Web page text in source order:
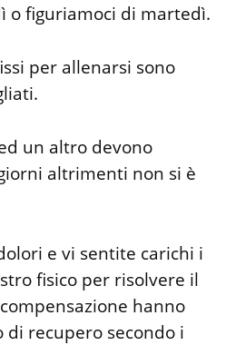
o figuriamoci di martedì.
per allenarsi sono
un altro devono
altrimenti non si è
e vi sentite carichi i
fisico per risolvere il
hanno
recupero secondo i